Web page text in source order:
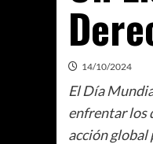
14/10/2024
El Día
enfrentar los
acción global